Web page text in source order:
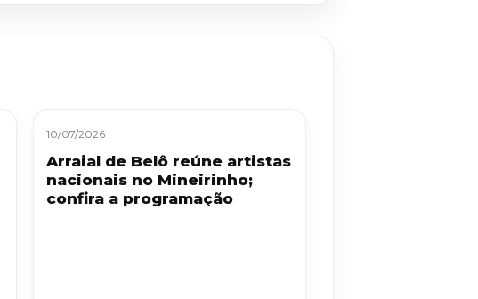
10/07/2026
Arraial de Belô reúne artistas
nacionais no Mineirinho;
confira a programação